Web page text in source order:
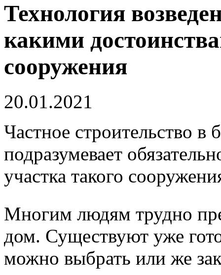
Технология
какими
сооружения
20.01.2021
Частное строительство в
подразумевает
участка такого
Многим людям трудно
дом. Существуют уже
можно выбрать или же